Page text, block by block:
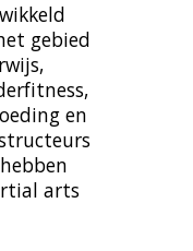
gebied
en
arts